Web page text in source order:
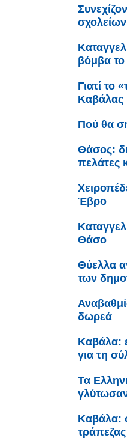
βόμβα το
Γιατί το
Καβάλας
Πού θα
Θάσος:
πελάτες
Έβρο
Θάσο
Θύελλα
των
δωρεά
Καβάλα:
για τη
Τα
Καβάλα:
τράπεζας